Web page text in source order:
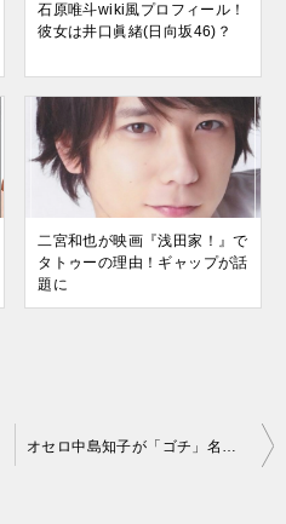
石原唯斗wiki風プロフィール！
彼女は井口眞緒(日向坂46)？
二宮和也が映画『浅田家！』で
タトゥーの理由！ギャップが話
題に
オセロ中島知子が「ゴチ」名場面に登場！キレイで美人だった画像まとめ